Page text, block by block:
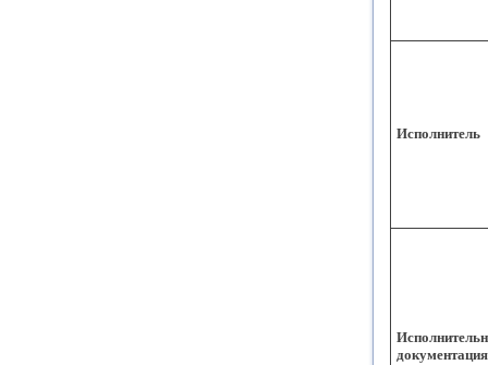
Исполнитель
документация